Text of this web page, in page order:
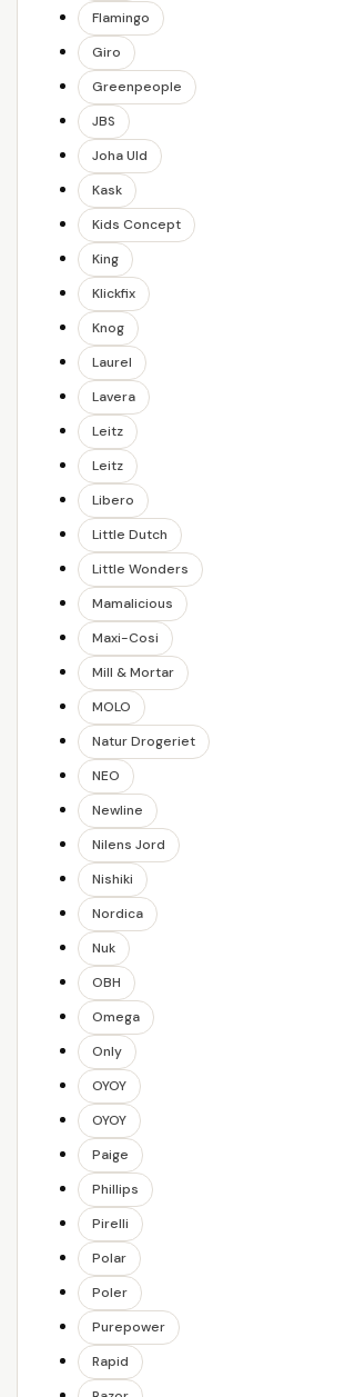
Flamingo
Giro
Greenpeople
JBS
Joha Uld
Kask
Kids Concept
King
Klickfix
Knog
Laurel
Lavera
Leitz
Leitz
Libero
Little Dutch
Little Wonders
Mamalicious
Maxi-Cosi
Mill & Mortar
MOLO
Natur Drogeriet
NEO
Newline
Nilens Jord
Nishiki
Nordica
Nuk
OBH
Omega
Only
OYOY
OYOY
Paige
Phillips
Pirelli
Polar
Poler
Purepower
Rapid